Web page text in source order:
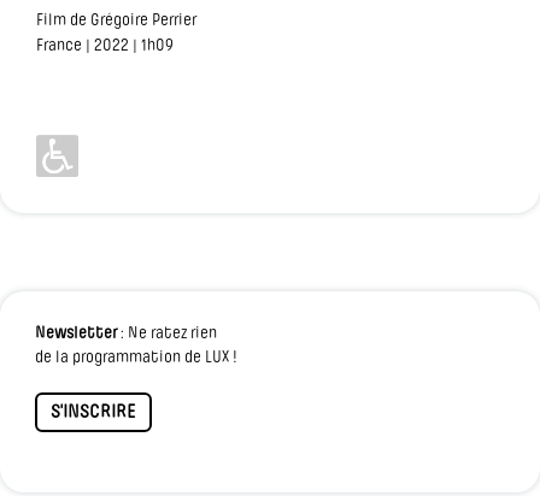
Film de Grégoire Perrier
France | 2022 | 1h09
Newsletter: Ne ratez rien
de la programmation de LUX !
S'INSCRIRE